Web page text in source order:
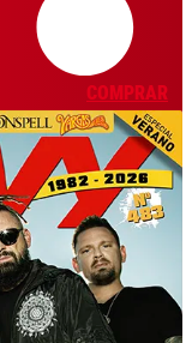
COMPRAR